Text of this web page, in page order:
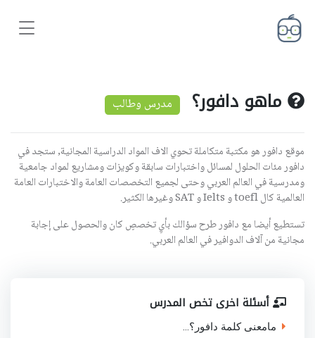
ماهو دافور؟ مدرس وطالب
موقع دافور هو مكتبة متكاملة تحوي الاف المواد الدراسية المجانية, ستجد في
دافور مئات الحلول لمسائل واختبارات سابقة وكويزات ومشاريع لمواد جامعية
ومدرسية في العالم العربي وحتى لجميع التخصصات العامة والاختبارات العامة
العالمية كال toefl و Ielts و SAT وغيرها الكثير.
تستطيع أيضا مع دافور طرح سؤالك بأيِ تخصصٍ كان والحصول على إجابة
مجانية من آلاف الدوافير في العالم العربي.
أسئلة اخرى تخص المدرس
مامعنى كلمة دافور؟...